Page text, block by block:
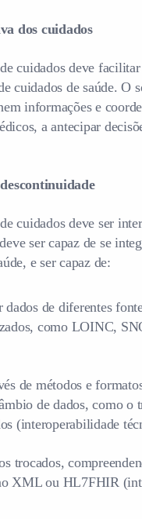
dos cuidados
cuidados deve
cuidados de saúde.
informações e
a antecipar
cuidados deve ser
ser capaz de se
e ser capaz de:
dados de diferentes
como LOINC,
de métodos e
de dados, como o
(interoperabilidade
trocados,
XML ou HL7FHIR